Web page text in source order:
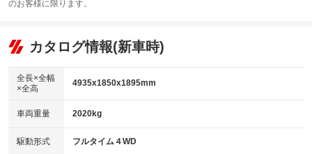
リフトアップ
：装備なし
：装備なし
パワーウィンドウ
アイドリングストップ
：装備あり
USB入力端子
：装備なし
：装備あり
ビジュアル：-／DVD再生
：装備あり
：装備あり
革シート
キーレス
HID(キセノンライト)
：装備なし
のお客様に限ります。
カタログ情報(新車時)
全長×全幅
×全高
4935x1850x1895mm
車両重量 2020kg
駆動形式 フルタイム４WD